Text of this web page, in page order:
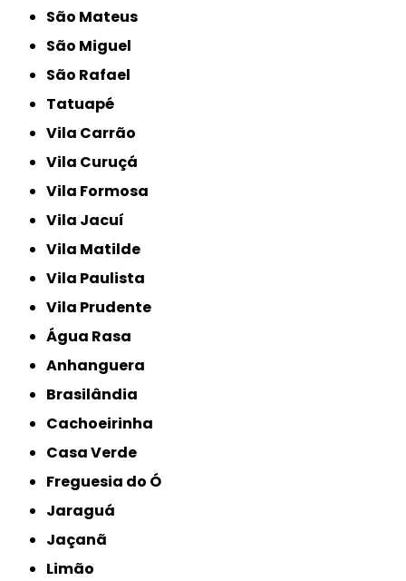
São Mateus
São Miguel
São Rafael
Tatuapé
Vila Carrão
Vila Curuçá
Vila Formosa
Vila Jacuí
Vila Matilde
Vila Paulista
Vila Prudente
Água Rasa
Anhanguera
Brasilândia
Cachoeirinha
Casa Verde
Freguesia do Ó
Jaraguá
Jaçanã
Limão